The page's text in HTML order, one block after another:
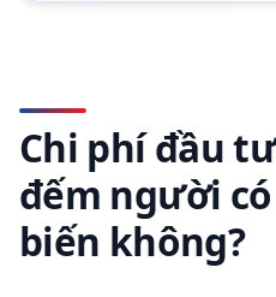
Chi phí đầu
đếm người
biến không?